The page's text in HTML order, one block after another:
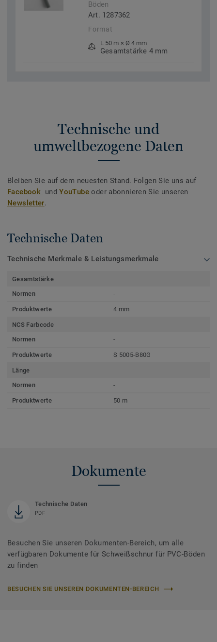
Böden
Art. 1287362
Format
L 50 m × Ø 4 mm
Gesamtstärke 4 mm
Technische und
umweltbezogene Daten
Bleiben Sie auf dem neuesten Stand. Folgen Sie uns auf
Facebook undYouTubeoder abonnieren Sie unseren
Newsletter.
Technische Daten
Technische Merkmale & Leistungsmerkmale
Gesamtstärke
Normen
-
Produktwerte 4 mm
NCS Farbcode
Normen
-
Produktwerte S 5005-B80G
Länge
Normen
-
Produktwerte 50 m
Dokumente
Technische Daten
PDF
Besuchen Sie unseren Dokumenten-Bereich, um alle
verfügbaren Dokumente für Schweißschnur für PVC-Böden
zu finden
BESUCHEN SIE UNSEREN DOKUMENTEN-BEREICH